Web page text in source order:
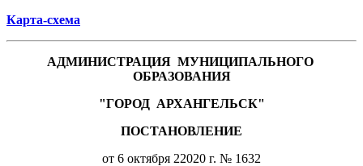
Карта-схема
АДМИНИСТРАЦИЯ МУНИЦИПАЛЬНОГО
ОБРАЗОВАНИЯ
"ГОРОД АРХАНГЕЛЬСК"
ПОСТАНОВЛЕНИЕ
от 6 октября 22020 г. № 1632